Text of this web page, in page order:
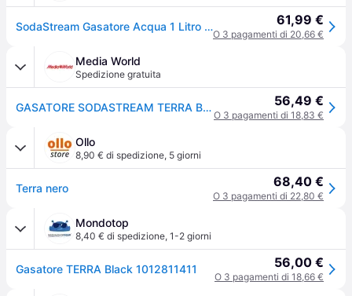
SodaStream Gasatore Acqua 1 Litro con Bottiglia Nero 61,99 €
O 3 pagamenti di 20,66 €
Media World
Spedizione gratuita
GASATORE SODASTREAM TERRA BLACK 56,49 €
O 3 pagamenti di 18,83 €
Ollo
8,90 € di spedizione, 5 giorni
Terra nero 68,40 €
O 3 pagamenti di 22,80 €
Mondotop
8,40 € di spedizione, 1-2 giorni
Gasatore TERRA Black 1012811411 56,00 €
O 3 pagamenti di 18,66 €